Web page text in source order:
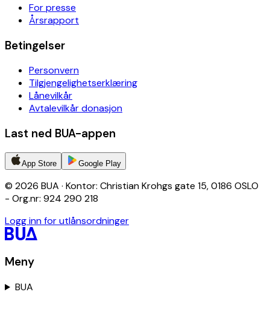
For presse
Årsrapport
Betingelser
Personvern
Tilgjengelighetserklæring
Lånevilkår
Avtalevilkår donasjon
Last ned BUA-appen
App Store Google Play
© 2026 BUA · Kontor: Christian Krohgs gate 15, 0186 OSLO
- Org.nr: 924 290 218
Logg inn for utlånsordninger
Meny
BUA